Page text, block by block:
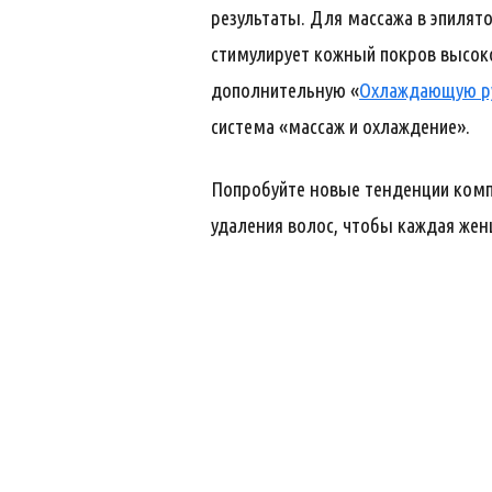
результаты. Для массажа в
стимулирует кожный покров
дополнительную «Охлаждающую
система «массаж и охлаждение».
Попробуйте новые тенденции
удаления волос, чтобы каждая